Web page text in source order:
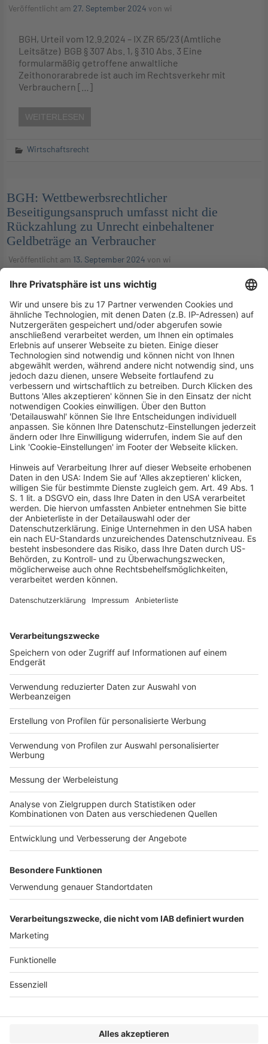
Veröffentlicht am 27. September 2024 von wi
BGH, Urteil vom 12.9.2024 – IX ZR 65/23 (Amtliche
Leitsätze) BGB § 307 Abs. 1, § 310 Abs. 3 Eine
formularmäßig getroffene anwaltliche
Zeithonorarabrede ist auch im Rechtsverkehr mit
Verbrauchern […]
WEITERLESEN
Wirtschaftsrecht
BGH: Wettbewerbsrechtlicher
Beseitigungsanspruch umfasst nicht die
Rückzahlung zu Unrecht einbehaltener
Geldbeträge an Verbraucher
Veröffentlicht am 13. September 2024 von wi
Der unter anderem für das Wettbewerbsrecht
zuständige I. Zivilsenat des Bundesgerichtshofs hat
entschieden, dass ein Verbraucherverband mit dem
wettbewerbsrechtlichen Beseitigungsanspruch nicht
die Rückzahlung aufgrund unwirksamer Allgemeiner
Geschäftsbedingungen einbehaltener Geldbeträge an
[…]
WEITERLESEN
Wirtschaftsrecht
BAG: Rückzahlung Arbeitgeberdarlehen –
Ausschlussfristenregelung in AGB
Veröffentlicht am12. August 2024 vonkw
BAG, Urteil vom 16.4.2024 – 9 AZR 181/23 1. Verlangt
eine in Allgemeinen Geschäftsbedingungen
enthaltene Ausschlussfristenregelung, dass die
Arbeitsvertragsparteien „Ansprüche aus dem
Arbeitsverhältnis“ binnen bestimmter Fristen geltend
machen, kann die […]
Arbeitsrecht
BAG: Vertraglicher Anspruch auf ein 13.
Monatsgehalt – Vertragsauslegung –
Allgemeine Geschäftsbedingungen –
Streitgegenstand
Veröffentlicht am26. Juni 2024vonrö
BAG, Urteil vom 20.3.2024 – 5 AZR 161/23;
ECLI:DE:BAG:2024:200324.U.5AZR161.23.0 1. Nach dem
auch für das arbeitsgerichtliche Urteilsverfahren
geltenden zweigliedrigen Streitgegenstandsbegriff
bestimmt sich der Gegenstand eines Verfahrens durch
WEITERLESEN
Arbeitsrecht
1 2
MEDIADATEN